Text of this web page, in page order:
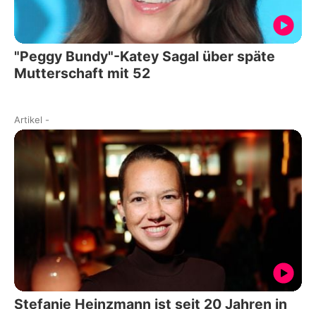
"Peggy Bundy"-Katey Sagal über späte
Mutterschaft mit 52
Artikel -
Stefanie Heinzmann ist seit 20 Jahren in